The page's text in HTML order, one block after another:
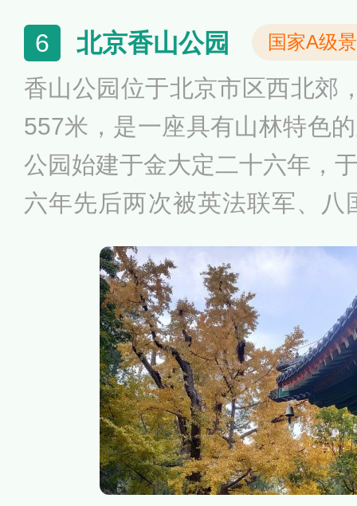
地区乡土植物、北温带代表性
区的代表植物及珍稀濒危植物
洲代表性植物标本500万份，
7个植物进化展示区和1个原生
6 北京香山公园 国家A级
香山公园位于北京市区西北郊
557米，是一座具有山林特色
公园始建于金大定二十六年，
六年先后两次被英法联军、八
开辟为人民公园。香山公园文
似星辰散布山林之间，有香山
等著名旅游景点；公园内树木
96%，具有独特的“山川、名
园林内涵，是避暑的胜地，天